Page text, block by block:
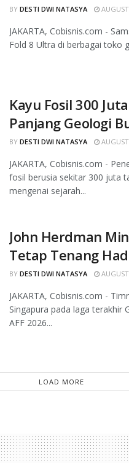
BY DESTI DWI NATASYA
JAKARTA, Cobisnis.com -
Fold 8 Ultra di berbagai toko
Kayu Fosil 300
Panjang Geologi
BY DESTI DWI NATASYA
JAKARTA, Cobisnis.com -
fosil berusia sekitar 300 juta
mengenai sejarah...
John Herdman
Tetap Tenang
BY DESTI DWI NATASYA
JAKARTA, Cobisnis.com -
Singapura pada laga terakhir
AFF 2026...
LOAD MORE